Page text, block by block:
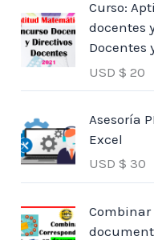
Curso:
docentes
Docentes
USD $ 20
Asesoría
Excel
USD $ 30